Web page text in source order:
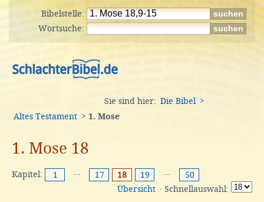
Bibelstelle:
Wortsuche:
Sie sind hier: Die Bibel
>
Altes Testament > 1. Mose
1. Mose 18
Kapitel: 1 ··· 17 18 19 ···
50
Übersicht · Schnellauswahl: